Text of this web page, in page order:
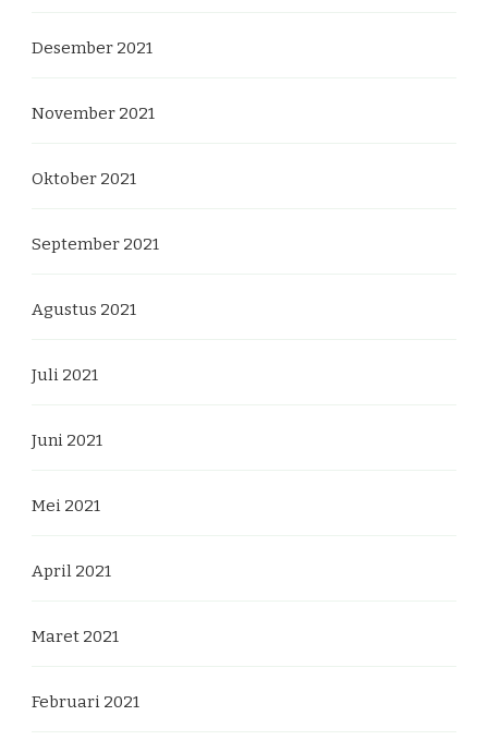
Desember 2021
November 2021
Oktober 2021
September 2021
Agustus 2021
Juli 2021
Juni 2021
Mei 2021
April 2021
Maret 2021
Februari 2021